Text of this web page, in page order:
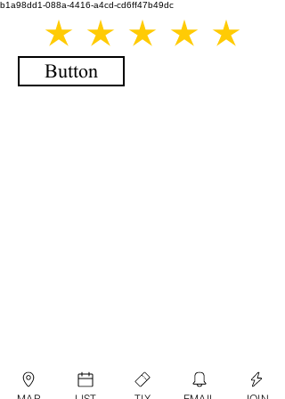
b1a98dd1-088a-4416-a4cd-cd6ff47b49dc
Button